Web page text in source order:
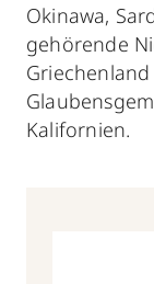
Okinawa,
gehörende
Kalifornien.